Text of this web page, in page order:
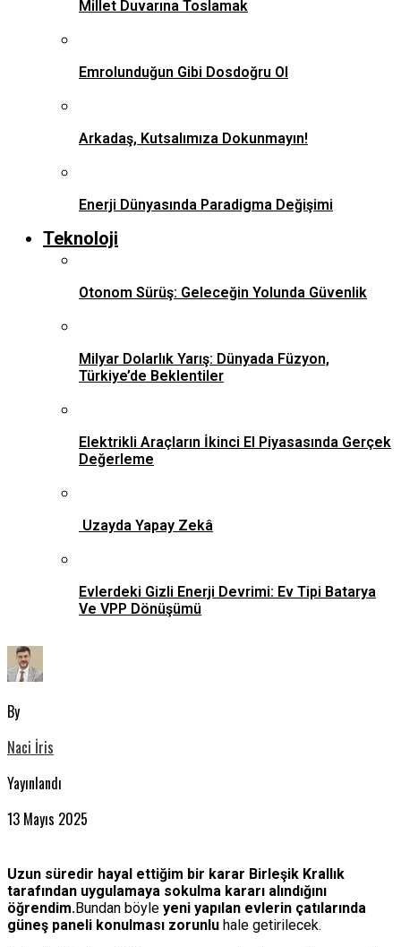
Millet Duvarına Toslamak
Emrolunduğun Gibi Dosdoğru Ol
Arkadaş, Kutsalımıza Dokunmayın!
Enerji Dünyasında Paradigma Değişimi
Teknoloji
Otonom Sürüş: Geleceğin Yolunda Güvenlik
Milyar Dolarlık Yarış: Dünyada Füzyon,
Türkiye’de Beklentiler
Elektrikli Araçların İkinci El Piyasasında Gerçek
Değerleme
Uzayda Yapay Zekâ
Evlerdeki Gizli Enerji Devrimi: Ev Tipi Batarya
Ve VPP Dönüşümü
By
Naci İris
Yayınlandı
13 Mayıs 2025
Uzun süredir hayal ettiğim bir karar Birleşik Krallık
tarafından uygulamaya sokulma kararı alındığını
öğrendim.Bundan böyle yeni yapılan evlerin çatılarında
güneş paneli konulması zorunlu hale getirilecek.